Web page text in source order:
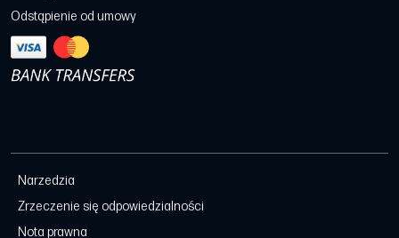
Odstąpienie od umowy
Narzedzia
Zrzeczenie się odpowiedzialności
Nota prawna